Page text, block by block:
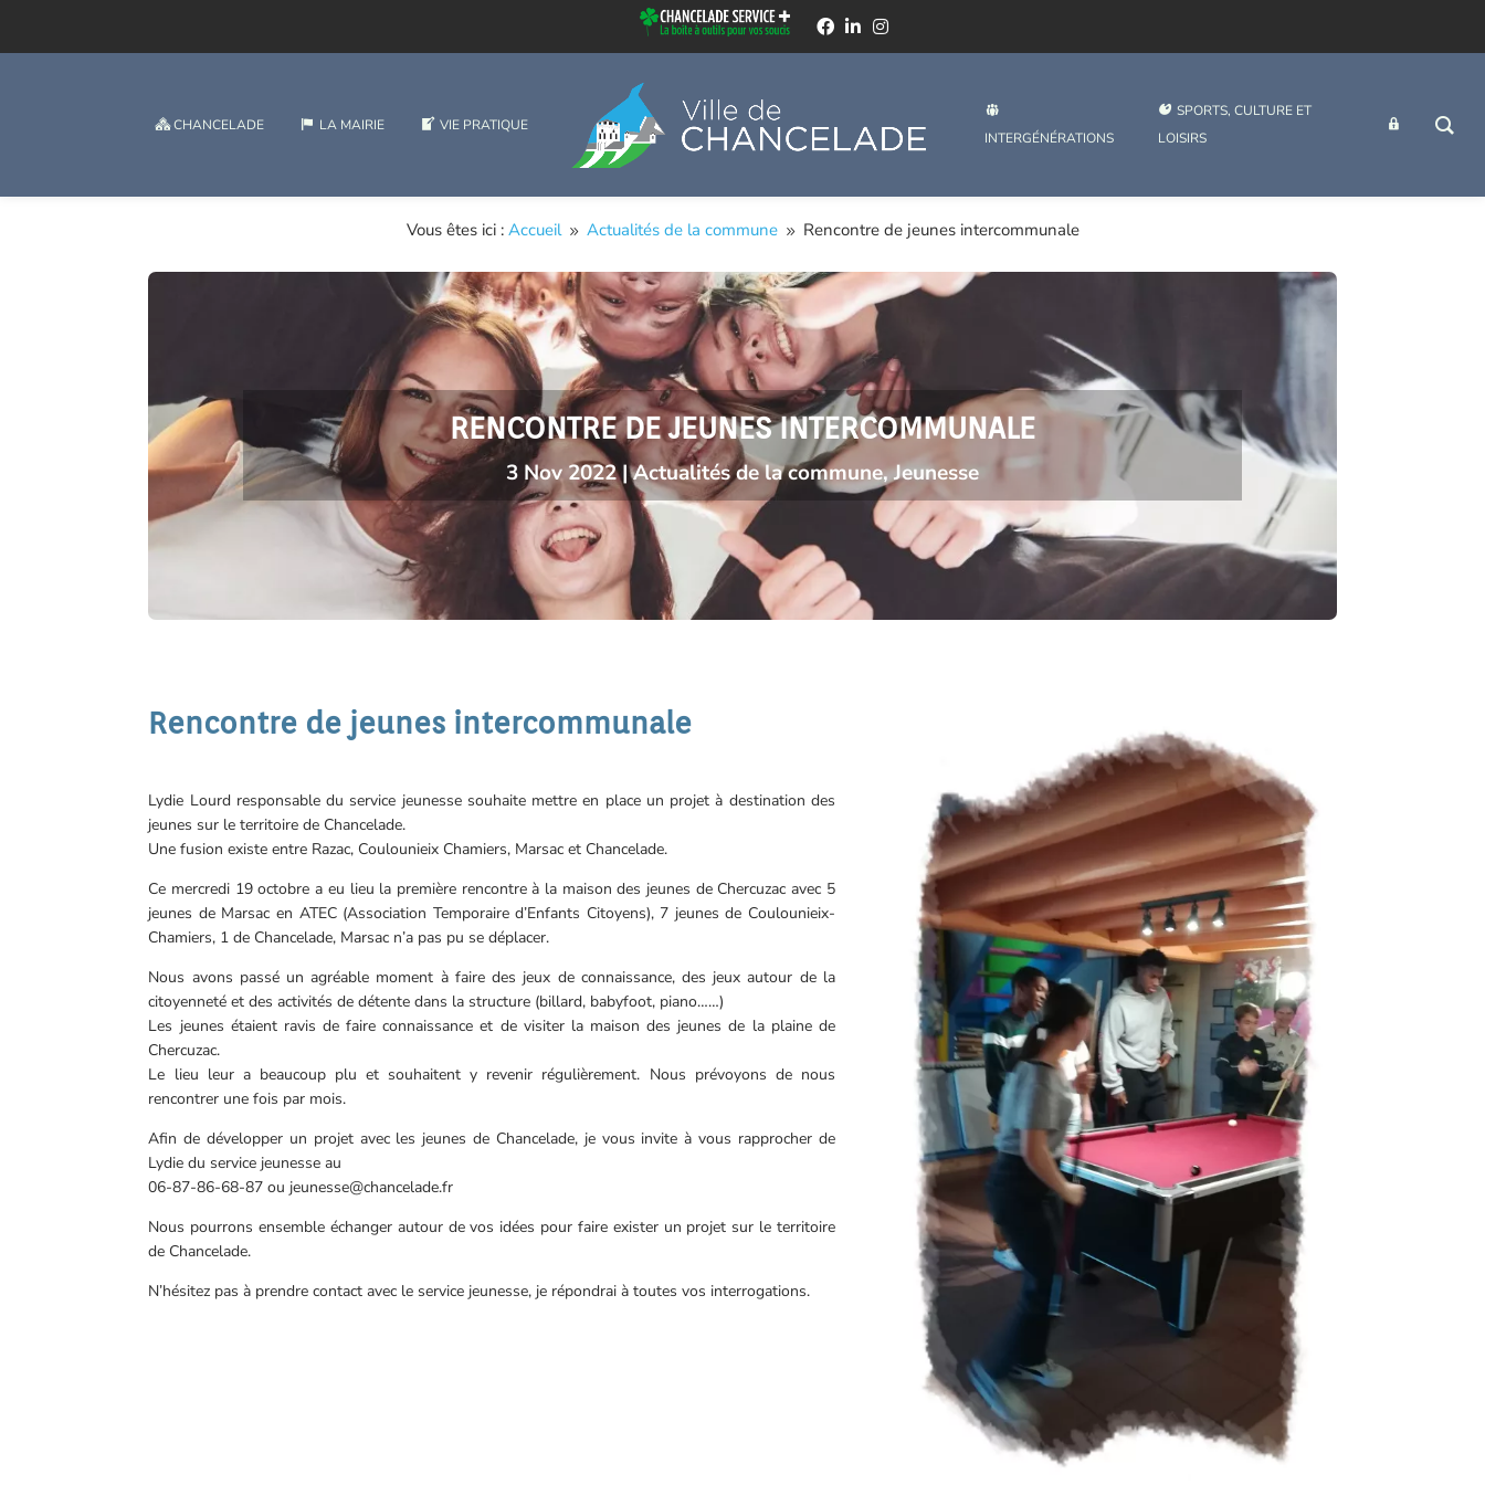
CHANCELADE LA MAIRIE VIE PRATIQUE
INTERGÉNÉRATIONS
SPORTS, CULTURE ET
LOISIRS
INTRANET
Vous êtes ici : Accueil 9 Actualités de la commune 9 Rencontre de jeunes intercommunale
RENCONTRE DE JEUNES INTERCOMMUNALE
3 Nov 2022|Actualités de la commune,Jeunesse
Rencontre de jeunes intercommunale
Lydie Lourd responsable du service jeunesse souhaite mettre en place un projet à destination des
jeunes sur le territoire de Chancelade.
Une fusion existe entre Razac, Coulounieix Chamiers, Marsac et Chancelade.
Ce mercredi 19 octobre a eu lieu la première rencontre à la maison des jeunes de Chercuzac avec 5
jeunes de Marsac en ATEC (Association Temporaire d’Enfants Citoyens), 7 jeunes de Coulounieix-
Chamiers, 1 de Chancelade, Marsac n’a pas pu se déplacer.
Nous avons passé un agréable moment à faire des jeux de connaissance, des jeux autour de la
citoyenneté et des activités de détente dans la structure (billard, babyfoot, piano……)
Les jeunes étaient ravis de faire connaissance et de visiter la maison des jeunes de la plaine de
Chercuzac.
Le lieu leur a beaucoup plu et souhaitent y revenir régulièrement. Nous prévoyons de nous
rencontrer une fois par mois.
Afin de développer un projet avec les jeunes de Chancelade, je vous invite à vous rapprocher de
Lydie du service jeunesse au
06-87-86-68-87 ou jeunesse@chancelade.fr
Nous pourrons ensemble échanger autour de vos idées pour faire exister un projet sur le territoire
de Chancelade.
N’hésitez pas à prendre contact avec le service jeunesse, je répondrai à toutes vos interrogations.